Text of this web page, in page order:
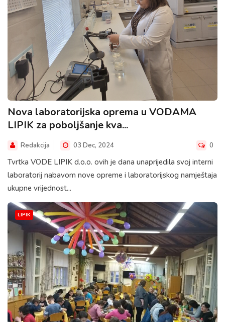
Nova laboratorijska oprema u VODAMA
LIPIK za poboljšanje kva...
Redakcija 03 Dec, 2024 0
Tvrtka VODE LIPIK d.o.o. ovih je dana unaprijedila svoj interni
laboratorij nabavom nove opreme i laboratorijskog namještaja
ukupne vrijednost...
LIPIK